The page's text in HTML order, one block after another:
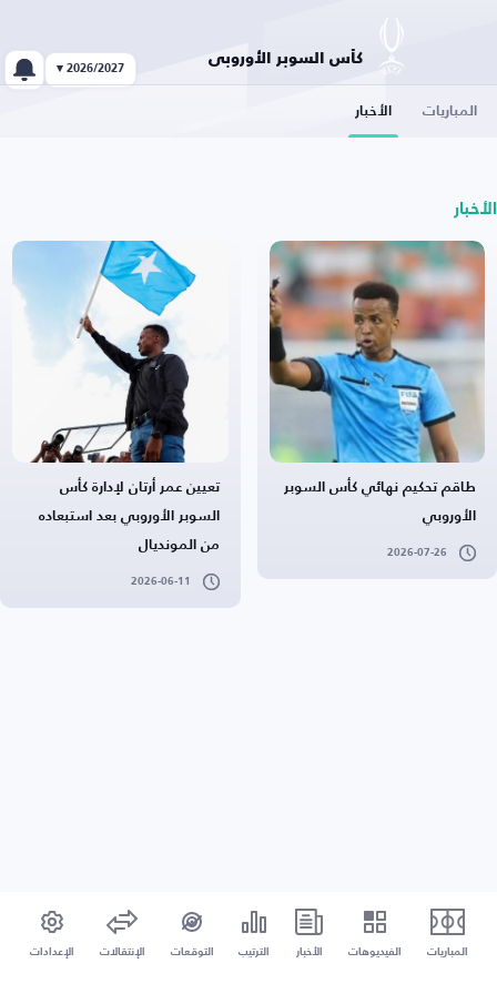
كأس السوبر الأوروبي
2026/2027 ▾
المباريات الأخبار
الأخبار
طاقم تحكيم نهائي كأس السوبر
الأوروبي
2026-07-26
تعيين عمر أرتان لإدارة كأس
السوبر الأوروبي بعد استبعاده
من المونديال
2026-06-11
المباريات الفيديوهات الأخبار الترتيب التوقعات الإنتقالات الإعدادات